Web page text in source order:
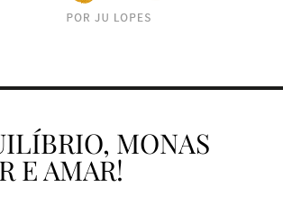
MONAS
E AMAR!